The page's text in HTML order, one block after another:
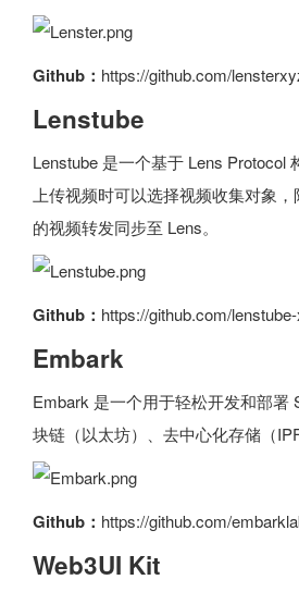
Github： https://github.com/
Lenstube
Lenstube 是一个基于 Lens Protocol
上传视频时可以选择视频收集对象
的视频转发同步至 Lens。
Github： https://github.com/
Embark
Embark 是一个用于轻松开发和部
块链（以太坊）、去中心化存储（
Github： https://github.com/
Web3UI Kit